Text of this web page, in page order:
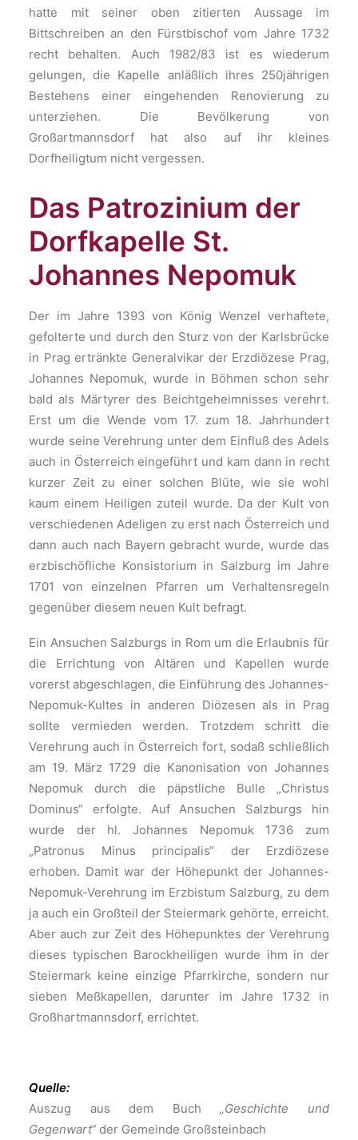
hatte mit seiner oben zitierten Aussage im
Bittschreiben an den Fürstbischof vom Jahre 1732
recht behalten. Auch 1982/83 ist es wiederum
gelungen, die Kapelle anläßlich ihres 250jährigen
Bestehens einer eingehenden Renovierung zu
unterziehen. Die Bevölkerung von
Großartmannsdorf hat also auf ihr kleines
Dorfheiligtum nicht vergessen.
Das Patrozinium der
Dorfkapelle St.
Johannes Nepomuk
Der im Jahre 1393 von König Wenzel verhaftete,
gefolterte und durch den Sturz von der Karlsbrücke
in Prag ertränkte Generalvikar der Erzdiözese Prag,
Johannes Nepomuk, wurde in Böhmen schon sehr
bald als Märtyrer des Beichtgeheimnisses verehrt.
Erst um die Wende vom 17. zum 18. Jahrhundert
wurde seine Verehrung unter dem Einfluß des Adels
auch in Österreich eingeführt und kam dann in recht
kurzer Zeit zu einer solchen Blüte, wie sie wohl
kaum einem Heiligen zuteil wurde. Da der Kult von
verschiedenen Adeligen zu erst nach Österreich und
dann auch nach Bayern gebracht wurde, wurde das
erzbischöfliche Konsistorium in Salzburg im Jahre
1701 von einzelnen Pfarren um Verhaltensregeln
gegenüber diesem neuen Kult befragt.
Ein Ansuchen Salzburgs in Rom um die Erlaubnis für
die Errichtung von Altären und Kapellen wurde
vorerst abgeschlagen, die Einführung des Johannes-
Nepomuk-Kultes in anderen Diözesen als in Prag
sollte vermieden werden. Trotzdem schritt die
Verehrung auch in Österreich fort, sodaß schließlich
am 19. März 1729 die Kanonisation von Johannes
Nepomuk durch die päpstliche Bulle „Christus
Dominus“ erfolgte. Auf Ansuchen Salzburgs hin
wurde der hl. Johannes Nepomuk 1736 zum
„Patronus Minus principalis“ der Erzdiözese
erhoben. Damit war der Höhepunkt der Johannes-
Nepomuk-Verehrung im Erzbistum Salzburg, zu dem
ja auch ein Großteil der Steiermark gehörte, erreicht.
Aber auch zur Zeit des Höhepunktes der Verehrung
dieses typischen Barockheiligen wurde ihm in der
Steiermark keine einzige Pfarrkirche, sondern nur
sieben Meßkapellen, darunter im Jahre 1732 in
Großhartmannsdorf, errichtet.
Quelle:
Auszug aus dem Buch„Geschichte und
Gegenwart“der Gemeinde Großsteinbach